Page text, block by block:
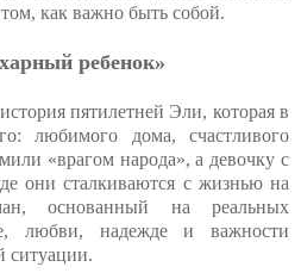
как важно быть собой.
ребенок»
пятилетней Эли, которая в
любимого дома, счастливого
«врагом народа», а девочку с
они сталкиваются с жизнью на
основанный на реальных
любви, надежде и важности
ситуации.